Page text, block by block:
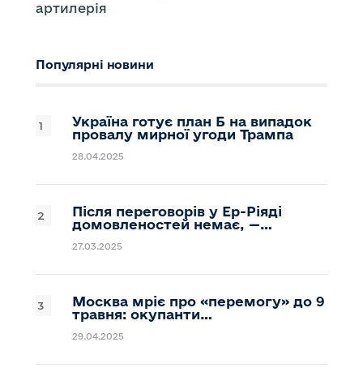
артилерія
Популярні новини
Україна готує план Б на випадок
провалу мирної угоди Трампа
28.04.2025
Після переговорів у Ер-Ріяді
домовленостей немає, —…
27.03.2025
Москва мріє про «перемогу» до 9
травня: окупанти…
29.04.2025